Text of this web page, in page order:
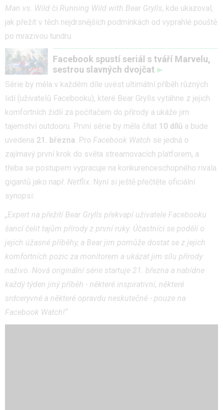
Man vs. Wild či Running Wild with Bear Grylls, kde ukazoval,
jak přežít v těch nejdrsnějších podmínkách od vyprahlé pouště
po mrazivou tundru.
Facebook spustí seriál s tváří Marvelu,
sestrou slavných dvojčat
Série by měla v každém díle uvést ultimátní příběh různých
lidí (uživatelů Facebooku), které Bear Grylls vytáhne z jejich
komfortních židlí za počítačem do přírody a ukáže jim
tajemství outdooru. První série by měla čítat 10 dílů a bude
uvedena 21. března. Pro Facebook Watch se jedná o
zajímavý první krok do světa streamovacích platforem, a
třeba se postupem vypracuje na konkurenceschopného rivala
gigantů jako např. Netflix. Nyní si ještě přečtěte oficiální
synopsi:
„Expert na přežití Bear Grylls překvapí uživatele Facebooku
šancí čelit tajům přírody z první ruky. Účastníci se podělí o
jejich úžasné příběhy, a Bear jim pomůže dostat se z jejich
komfortních pozic za monitorem a ukázat jim sílu přírody
naživo. Nová originální série startuje 21. března a nabídne
každý týden jiný příběh - některé inspirativní, některé
srdceryvné a některé opravdu neskutečné - pouze na
Facebook Watch!“